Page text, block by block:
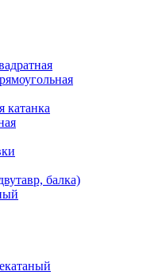
катанка
балка)